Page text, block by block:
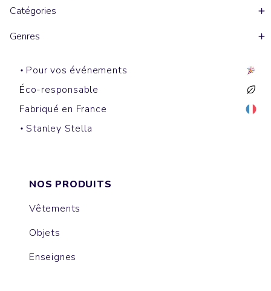
Catégories
Genres
Pour vos événements
Éco-responsable
Fabriqué en France
Stanley Stella
Tote bags
TOTE BAG
Shopping bags
SHOPPING BAG
NOS PRODUITS
Vêtements
Objets
Enseignes